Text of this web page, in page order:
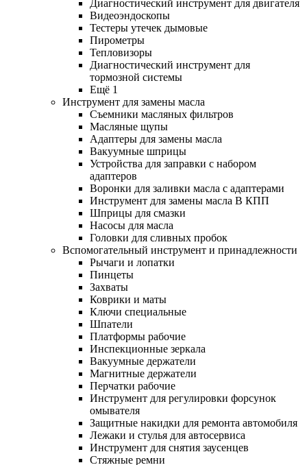
Диагностический инструмент для двигателя
Видеоэндоскопы
Тестеры утечек дымовые
Пирометры
Тепловизоры
Диагностический инструмент для
тормозной системы
Ещё 1
Инструмент для замены масла
Съемники масляных фильтров
Масляные щупы
Адаптеры для замены масла
Вакуумные шприцы
Устройства для заправки с набором
адаптеров
Воронки для заливки масла с адаптерами
Инструмент для замены масла В КПП
Шприцы для смазки
Насосы для масла
Головки для сливных пробок
Вспомогательный инструмент и принадлежности
Рычаги и лопатки
Пинцеты
Захваты
Коврики и маты
Ключи специальные
Шпатели
Платформы рабочие
Инспекционные зеркала
Вакуумные держатели
Магнитные держатели
Перчатки рабочие
Инструмент для регулировки форсунок
омывателя
Защитные накидки для ремонта автомобиля
Лежаки и стулья для автосервиса
Инструмент для снятия заусенцев
Стяжные ремни